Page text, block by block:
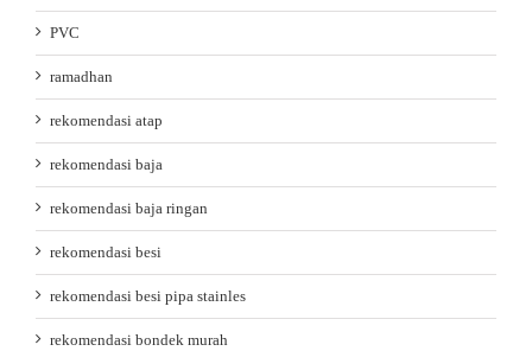
PVC
ramadhan
rekomendasi atap
rekomendasi baja
rekomendasi baja ringan
rekomendasi besi
rekomendasi besi pipa stainles
rekomendasi bondek murah